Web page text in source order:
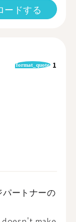
ードする
format_quote 1
ートナーの